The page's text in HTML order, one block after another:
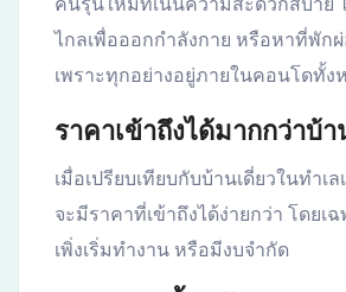
คนรุ่นใหม่ที่เน้นความสะดวกสบาย
ไกลเพื่อออกกำลังกาย หรือหาที่พัก
เพราะทุกอย่างอยู่ภายในคอนโดทั้ง
ราคาเข้าถึงได้มากกว่าบ้า
เมื่อเปรียบเทียบกับบ้านเดี่ยวในทำเ
จะมีราคาที่เข้าถึงได้ง่ายกว่า โดยเ
เพิ่งเริ่มทำงาน หรือมีงบจำกัด